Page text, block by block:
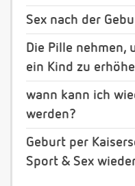
Sex nach der
Die Pille nehmen,
ein Kind zu
wann kann ich
werden?
Geburt per
Sport & Sex